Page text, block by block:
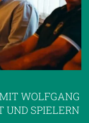
WOLFGANG
SPIELERN